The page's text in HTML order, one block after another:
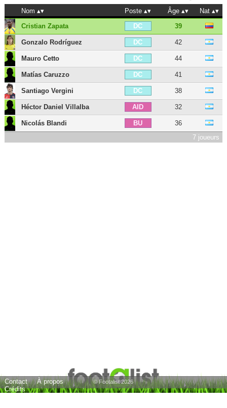
Nom Poste Âge
Nat
Cristian Zapata
DC 39
Gonzalo Rodríguez DC 42
Mauro Cetto DC 44
Matías Caruzzo DC 41
Santiago Vergini DC 38
Héctor Daniel Villalba AID 32
Nicolás Blandi BU
36
7 joueurs
Contact
À propos
Crédits
© Footalist 2026